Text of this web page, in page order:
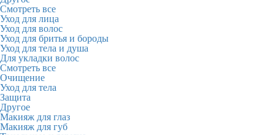
Смотреть все
Уход для лица
Уход для волос
Уход для бритья и бороды
Уход для тела и душа
Для укладки волос
Смотреть все
Очищение
Уход для тела
Защита
Другое
Макияж для глаз
Макияж для губ